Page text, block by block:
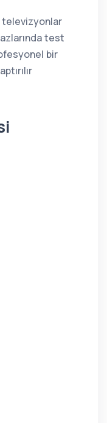
televizyonlar
test
bir